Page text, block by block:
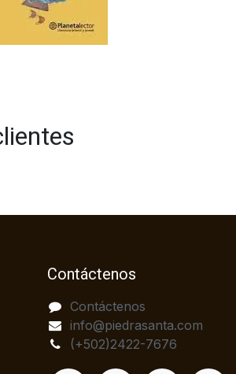
Contáctenos
Contáctenos
info@piedrasanta.com
(+502)2422-7676